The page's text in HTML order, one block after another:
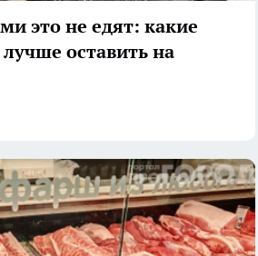
это не едят: какие
оставить на